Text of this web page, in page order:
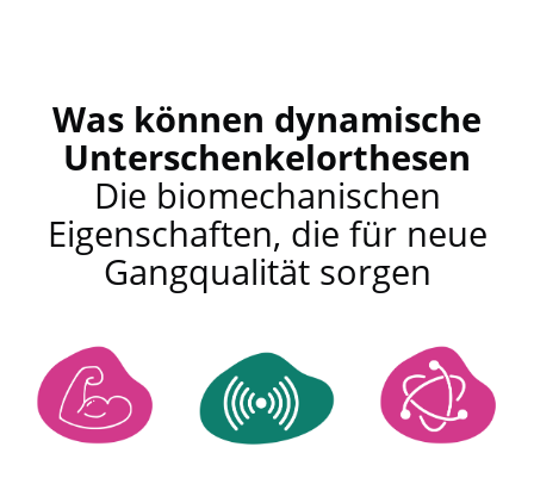
Was können dynamische
Unterschenkelorthesen
Die biomechanischen
Eigenschaften, die für neue
Gangqualität sorgen